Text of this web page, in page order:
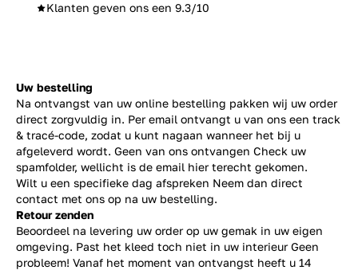
Klanten geven ons een 9.3/10
Uw bestelling
Na ontvangst van uw online bestelling pakken wij uw order
direct zorgvuldig in. Per email ontvangt u van ons een track
& tracé-code, zodat u kunt nagaan wanneer het bij u
afgeleverd wordt. Geen van ons ontvangen Check uw
spamfolder, wellicht is de email hier terecht gekomen.
Wilt u een specifieke dag afspreken Neem dan direct
contact met ons op na uw bestelling.
Retour zenden
Beoordeel na levering uw order op uw gemak in uw eigen
omgeving. Past het kleed toch niet in uw interieur Geen
probleem! Vanaf het moment van ontvangst heeft u 14